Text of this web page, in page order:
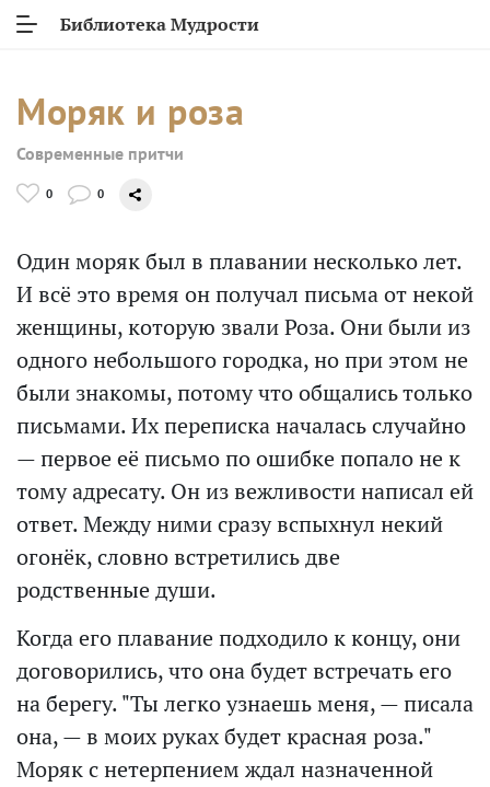
Библиотека Мудрости
Моряк и роза
Современные притчи
0 0
Один моряк был в плавании несколько лет.
И всё это время он получал письма от некой
женщины, которую звали Роза. Они были из
одного небольшого городка, но при этом не
были знакомы, потому что общались только
письмами. Их переписка началась случайно
— первое её письмо по ошибке попало не к
тому адресату. Он из вежливости написал ей
ответ. Между ними сразу вспыхнул некий
огонёк, словно встретились две
родственные души.
Когда его плавание подходило к концу, они
договорились, что она будет встречать его
на берегу. "Ты легко узнаешь меня, — писала
она, — в моих руках будет красная роза."
Моряк с нетерпением ждал назначенной